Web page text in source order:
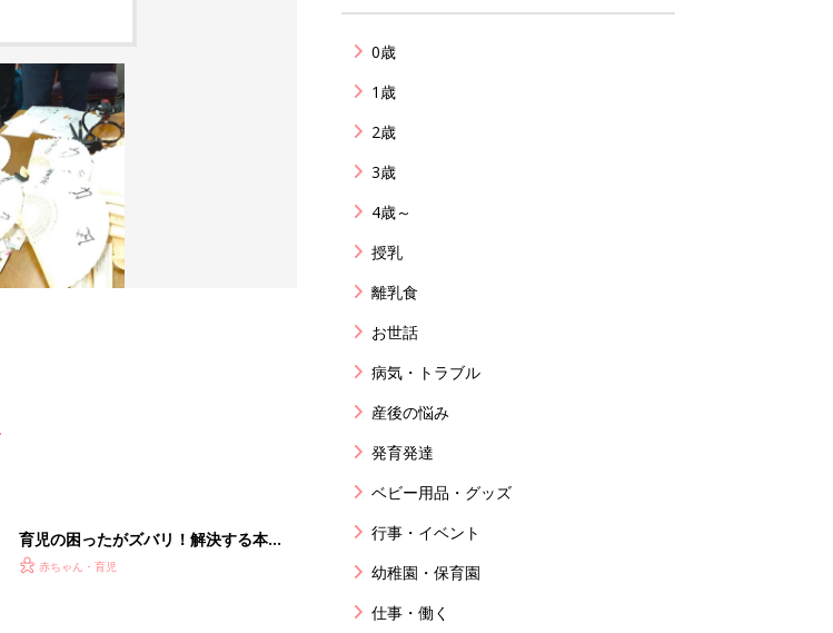
育児の困ったがズバリ！解決する本
『ひよこクラブ 秋号』 4カ月～2才
赤ちゃん・育児
0歳
1歳
2歳
3歳
4歳～
授乳
離乳食
お世話
病気・トラブル
産後の悩み
発育発達
ベビー用品・グッズ
行事・イベント
幼稚園・保育園
仕事・働く